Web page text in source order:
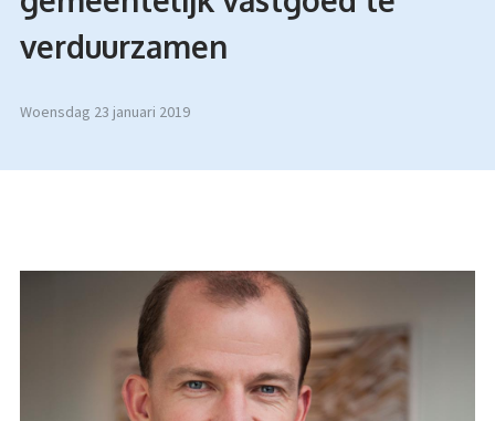
verduurzamen
woensdag 23 januari 2019